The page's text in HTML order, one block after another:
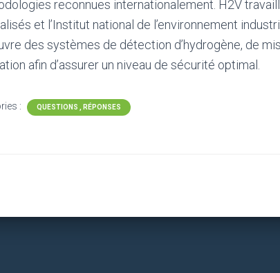
reconnues internationalement. H2V
et l’Institut national de l’environnement
des systèmes de détection d’hydrogène, de
afin d’assurer un niveau de sécurité optimal.
: QUESTIONS , RÉPONSES